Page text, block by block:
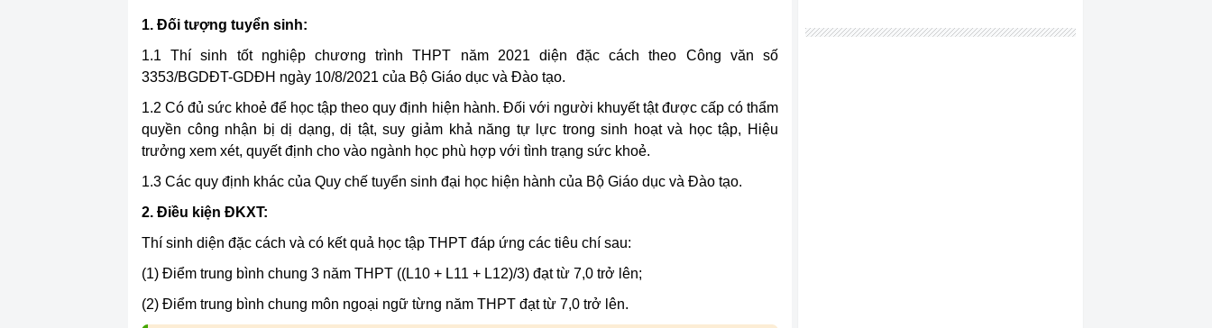
1. Đối tượng tuyển sinh:
1.1 Thí sinh tốt nghiệp chương trình THPT năm 2021 diện đặc cách theo Công văn số
3353/BGDĐT-GDĐH ngày 10/8/2021 của Bộ Giáo dục và Đào tạo.
1.2 Có đủ sức khoẻ để học tập theo quy định hiện hành. Đối với người khuyết tật được cấp có thẩm
quyền công nhận bị dị dạng, dị tật, suy giảm khả năng tự lực trong sinh hoạt và học tập, Hiệu
trưởng xem xét, quyết định cho vào ngành học phù hợp với tình trạng sức khoẻ.
1.3 Các quy định khác của Quy chế tuyển sinh đại học hiện hành của Bộ Giáo dục và Đào tạo.
2. Điều kiện ĐKXT:
Thí sinh diện đặc cách và có kết quả học tập THPT đáp ứng các tiêu chí sau:
(1) Điểm trung bình chung 3 năm THPT ((L10 + L11 + L12)/3) đạt từ 7,0 trở lên;
(2) Điểm trung bình chung môn ngoại ngữ từng năm THPT đạt từ 7,0 trở lên.